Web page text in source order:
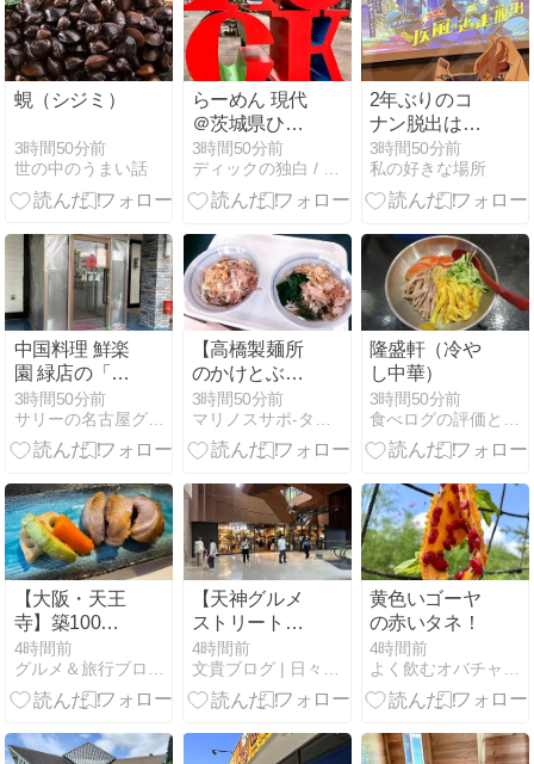
蜆（シジミ）
3時間50分前
世の中のうまい話
らーめん 現代
＠茨城県ひた
ちなか市
3時間50分前
ディックの独白 / Dick's Monologue
2年ぶりのコ
ナン脱出は悔
しい結果に：
リアル脱出ゲ
ーム×名探偵
の追走からの
脱出』
3時間50分前
私の好きな場所
中国料理 鮮楽
園 緑店の「五
目あんかけ焼
きそば」と
「大盛り唐揚
3時間50分前
サリーの名古屋グルメ日記
【高橋製麺所
のかけとぶっ
かけ】東海道
線・途中下車
至福の二杯
3時間50分前
隆盛軒（冷や
し中華）
3時間50分前
【大阪・天王
寺】築100年
の古民家で頂
く菜乃庵、お
手頃価格のコ
4時間前
【天神グルメ
ストリート天
神イナチカ】
South Side開
業で22店に
4時間前
黄色いゴーヤ
の赤いタネ！
4時間前